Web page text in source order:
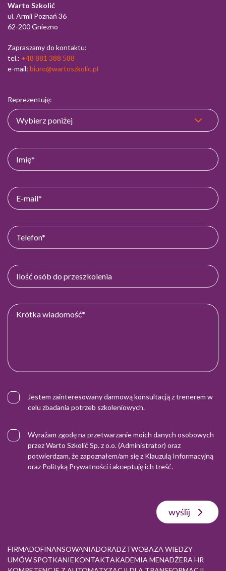
Warto Szkolić
ul. Armii Poznań 36
62-200 Gniezno
Zapraszamy do kontaktu:
tel.: +48 881 388 588
e-mail: biuro@wartoszkolic.pl
Reprezentuję:
Jestem zainteresowany darmową konsultacją z trenerem w
celu zbadania potrzeb szkoleniowych.
Wyrażam zgodę na przetwarzanie moich danych osobowych
przez Warto Szkolić Sp. z o.o. (Administrator) oraz
potwierdzam, że zapoznałem/am się z Klauzulą Informacyjną
oraz Polityką Prywatnościi akceptuję ich treść.
wyślij
FIRMADOFINANSOWANIADORADZTWOBAZA WIEDZY
UMÓW SPOTKANIEKONTAKTAKADEMIA MENADŻERA HR